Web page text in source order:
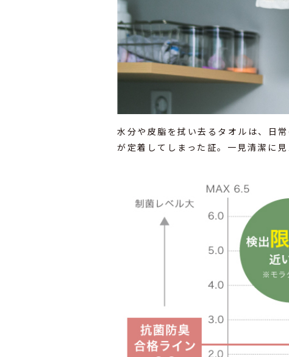
水分や皮脂を拭い去るタオルは、日
が定着してしまった証。一見清潔に